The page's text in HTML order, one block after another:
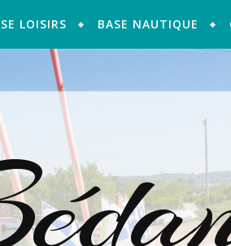
LOISIRS BASE NAUTIQUE